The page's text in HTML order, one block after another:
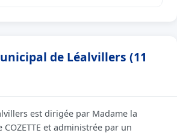
de Léalvillers (11
est dirigée par Madame la
et administrée par un